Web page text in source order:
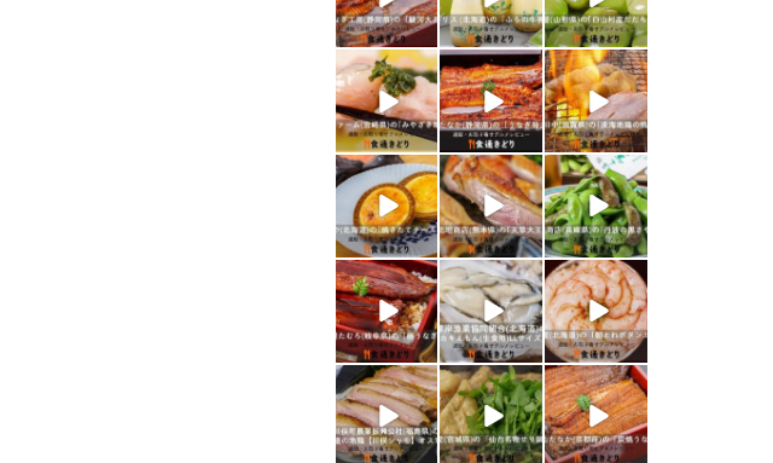
1月 26 1月 24
1月 23
shokutuu_kidor
i
1月 21
shokutuu_kidor
i
1月 19
shokutuu_kidor
i
1月 18
shokutuu_kidor
i
1月 17
shokutuu_kidor
i
1月 16
shokutuu_kidor
i
1月 15
shokutuu_kidor
i
1月 10
shokutuu_kidor
i
1月 9
shokutuu_kidor
i
1月 8
shokutuu_kidor
i
1月 7
shokutuu_kidor
i
1月 5
shokutuu_kidor
i
12月 30